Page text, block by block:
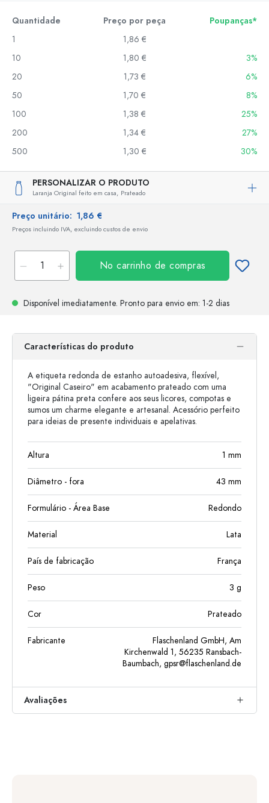
Quantidade Preço por peça
Poupanças*
1
1,86 €
10
1,80 €
3%
20
1,73 €
6%
50
1,70 €
8%
100
1,38 €
25%
200
1,34 €
27%
500
1,30 € 30%
PERSONALIZAR O PRODUTO
Laranja Original feito em casa, Prateado
Preço unitário: 1,86 €
Preços incluindo IVA, excluindo custos de envio
No carrinho de compras
Disponível imediatamente. Pronto para envio em: 1-2 dias
Características do produto
A etiqueta redonda de estanho autoadesiva, flexível,
"Original Caseiro" em acabamento prateado com uma
ligeira pátina preta confere aos seus licores, compotas e
sumos um charme elegante e artesanal. Acessório perfeito
para ideias de presente individuais e apelativas.
Altura 1 mm
Diâmetro - fora 43 mm
Formulário - Área Base Redondo
Material Lata
País de fabricação França
Peso 3 g
Cor Prateado
Fabricante
Flaschenland GmbH, Am
Kirchenwald 1, 56235 Ransbach-
Baumbach, gpsr@flaschenland.de
Avaliações